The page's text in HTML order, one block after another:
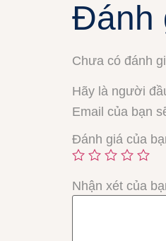
Đánh
Chưa có đánh
Hãy là người
Email của bạn
Đánh giá của
Nhận xét của